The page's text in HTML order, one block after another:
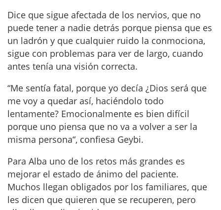
Dice que sigue afectada de los nervios, que no
puede tener a nadie detrás porque piensa que es
un ladrón y que cualquier ruido la conmociona,
sigue con problemas para ver de largo, cuando
antes tenía una visión correcta.
“Me sentía fatal, porque yo decía ¿Dios será que
me voy a quedar así, haciéndolo todo
lentamente? Emocionalmente es bien difícil
porque uno piensa que no va a volver a ser la
misma persona“, confiesa Geybi.
Para Alba uno de los retos más grandes es
mejorar el estado de ánimo del paciente.
Muchos llegan obligados por los familiares, que
les dicen que quieren que se recuperen, pero